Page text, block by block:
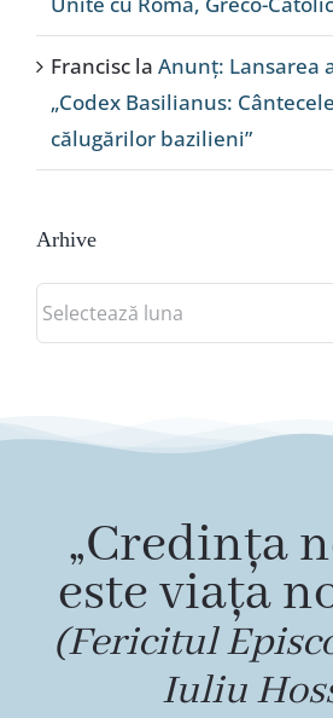
Francisc la Anunț: Lansarea
„Codex Basilianus:
călugărilor bazilieni”
Arhive
Arhive
„Credința
este viața
(Fericitul
Iuliu